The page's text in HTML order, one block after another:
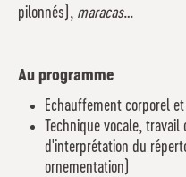
pilonnés), maracas…
Au programme
Echauffement corporel
Technique vocale,
d'interprétation du
ornementation)